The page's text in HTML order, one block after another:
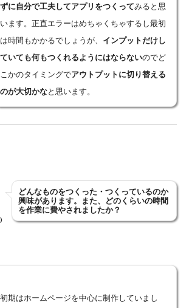
ずに自分で工夫してアプリをつくってみると思
います。正直エラーはめちゃくちゃするし最初
は時間もかかるでしょうが、 インプットだけし
ていても何もつくれるようにはならないのでど
こかのタイミングでアウトプットに切り替える
のが大切かなと思います。
どんなものをつくった・つくっているのか
興味があります。また、どのくらいの時間
を作業に費やされましたか？
初期はホームページを中心に制作していまし